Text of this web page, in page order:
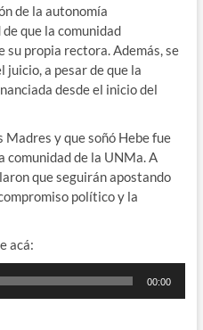
de la autonomía
que la comunidad
propia rectora. Además, se
juicio, a pesar de que la
desde el inicio del
Madres y que soñó Hebe fue
comunidad de la UNMa. A
que seguirán apostando
político y la
acá:
00:00